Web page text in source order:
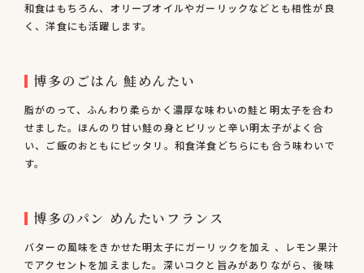
和食はもちろん、オリーブオイルやガーリックなどとも相性が良
く、洋食にも活躍します。
博多のごはん 鮭めんたい
脂がのって、ふんわり柔らかく濃厚な味わいの鮭と明太子を合わ
せました。ほんのり甘い鮭の身とピリッと辛い明太子がよく合
い、ご飯のおともにピッタリ。和食洋食どちらにも合う味わいで
す。
博多のパン めんたいフランス
バターの風味をきかせた明太子にガーリックを加え 、レモン果汁
でアクセントを加えました。深いコクと旨みがありながら、後味